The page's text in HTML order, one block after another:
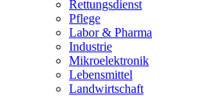
Rettungsdienst
Pflege
Labor & Pharma
Industrie
Mikroelektronik
Lebensmittel
Landwirtschaft